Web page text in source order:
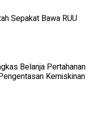
Sepakat Bawa RUU
Belanja Pertahanan
Kemiskinan